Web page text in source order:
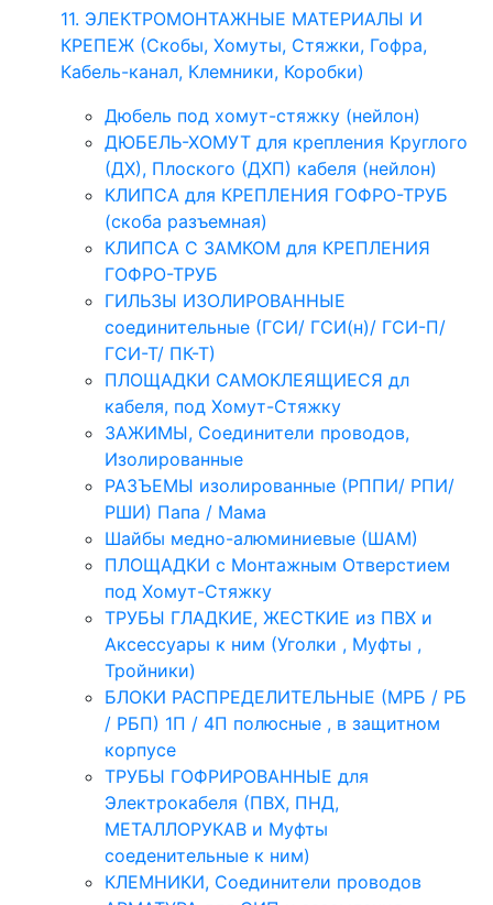
11. ЭЛЕКТРОМОНТАЖНЫЕ МАТЕРИАЛЫ И
КРЕПЕЖ (Скобы, Хомуты, Стяжки, Гофра,
Кабель-канал, Клемники, Коробки)
Дюбель под хомут-стяжку (нейлон)
ДЮБЕЛЬ-ХОМУТ для крепления Круглого
(ДХ), Плоского (ДХП) кабеля (нейлон)
КЛИПСА для КРЕПЛЕНИЯ ГОФРО-ТРУБ
(скоба разъемная)
КЛИПСА С ЗАМКОМ для КРЕПЛЕНИЯ
ГОФРО-ТРУБ
ГИЛЬЗЫ ИЗОЛИРОВАННЫЕ
соединительные (ГСИ/ ГСИ(н)/ ГСИ-П/
ГСИ-Т/ ПК-Т)
ПЛОЩАДКИ САМОКЛЕЯЩИЕСЯ дл
кабеля, под Хомут-Стяжку
ЗАЖИМЫ, Соединители проводов,
Изолированные
РАЗЪЕМЫ изолированные (РППИ/ РПИ/
РШИ) Папа / Мама
Шайбы медно-алюминиевые (ШАМ)
ПЛОЩАДКИ с Монтажным Отверстием
под Хомут-Стяжку
ТРУБЫ ГЛАДКИЕ, ЖЕСТКИЕ из ПВХ и
Аксессуары к ним (Уголки , Муфты ,
Тройники)
БЛОКИ РАСПРЕДЕЛИТЕЛЬНЫЕ (МРБ / РБ
/ РБП) 1П / 4П полюсные , в защитном
корпусе
ТРУБЫ ГОФРИРОВАННЫЕ для
Электрокабеля (ПВХ, ПНД,
МЕТАЛЛОРУКАВ и Муфты
соеденительные к ним)
КЛЕМНИКИ, Соединители проводов